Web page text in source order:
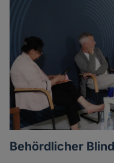
Behördlicher